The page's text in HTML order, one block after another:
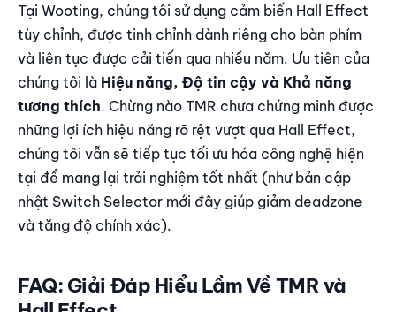
Tại Wooting, chúng tôi sử dụng cảm biến Hall Effect
tùy chỉnh, được tinh chỉnh dành riêng cho bàn phím
và liên tục được cải tiến qua nhiều năm. Ưu tiên của
chúng tôi là Hiệu năng, Độ tin cậy và Khả năng
tương thích. Chừng nào TMR chưa chứng minh được
những lợi ích hiệu năng rõ rệt vượt qua Hall Effect,
chúng tôi vẫn sẽ tiếp tục tối ưu hóa công nghệ hiện
tại để mang lại trải nghiệm tốt nhất (như bản cập
nhật Switch Selector mới đây giúp giảm deadzone
và tăng độ chính xác).
FAQ: Giải Đáp Hiểu Lầm Về TMR và